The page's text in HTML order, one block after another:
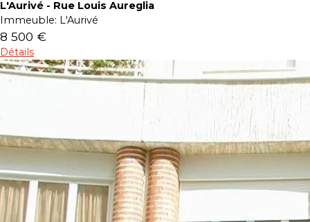
L'Aurivé - Rue Louis Aureglia
Immeuble: L'Aurivé
8 500 €
Détails